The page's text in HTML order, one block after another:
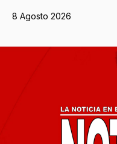
8 Agosto 2026